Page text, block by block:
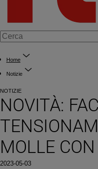
Home
Notizie
NOTIZIE
NOVITÀ:
MOLLE
2023-05-03